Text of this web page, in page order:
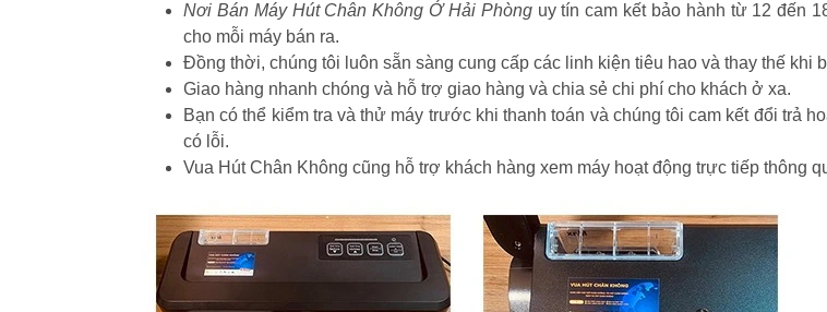
Nơi Bán Máy Hút Chân Không Ở Hải Phònguy tín cam kết bảo hành từ 12 đến
cho mỗi máy bán ra.
Đồng thời, chúng tôi luôn sẵn sàng cung cấp các linh kiện tiêu hao và thay thế khi
Giao hàng nhanh chóng và hỗ trợ giao hàng và chia sẻ chi phí cho khách ở xa.
Bạn có thể kiểm tra và thử máy trước khi thanh toán và chúng tôi cam kết đổi trả
có lỗi.
Vua Hút Chân Không cũng hỗ trợ khách hàng xem máy hoạt động trực tiếp thông